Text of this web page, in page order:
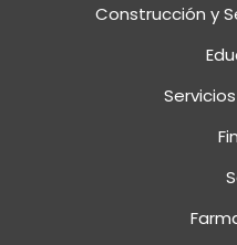
Construcción y